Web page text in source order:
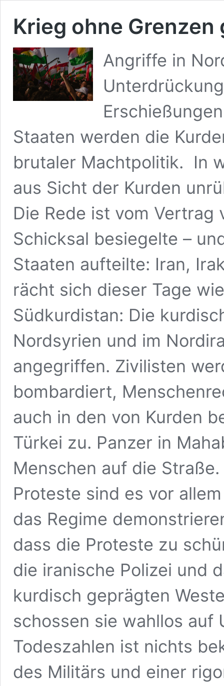
Krieg ohne
Angriffe in
Staaten werden die
brutaler Machtpolitik. In
aus Sicht der Kurden
Die Rede ist vom Vertrag
Schicksal besiegelte –
Staaten aufteilte: Iran,
rächt sich dieser Tage
Südkurdistan: Die
Nordsyrien und im
angegriffen. Zivilisten
bombardiert,
auch in den von Kurden
Türkei zu. Panzer in
Menschen auf die
Proteste sind es vor
das Regime
dass die Proteste zu
die iranische Polizei und
kurdisch geprägten
schossen sie wahllos auf
Todeszahlen ist nichts
des Militärs und einer